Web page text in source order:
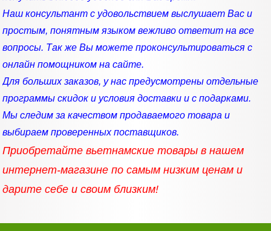
Наш консультант с удовольствием выслушает Вас и
простым, понятным языком вежливо ответит на все
вопросы. Так же Вы можете проконсультироваться с
онлайн помощником на сайте.
Для больших заказов, у нас предусмотрены отдельные
программы скидок и условия доставки и с подарками.
Мы следим за качеством продаваемого товара и
выбираем проверенных поставщиков.
Приобретайте вьетнамские товары в нашем
интернет-магазине по самым низким ценам и
дарите себе и своим близким!